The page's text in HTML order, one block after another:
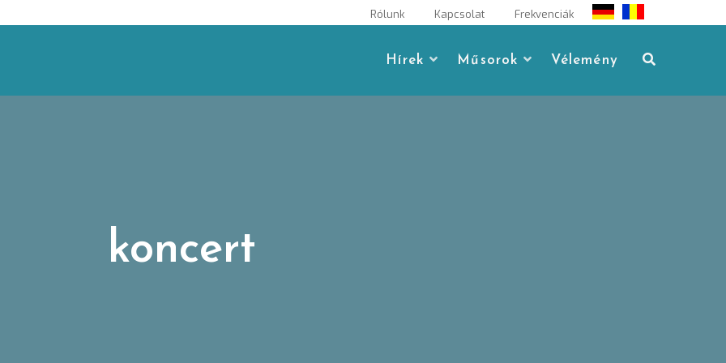
Rólunk Kapcsolat Frekvenciák
Hírek Műsorok Vélemény
koncert